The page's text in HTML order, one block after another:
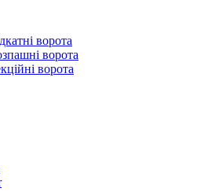
ворота
ворота
ворота